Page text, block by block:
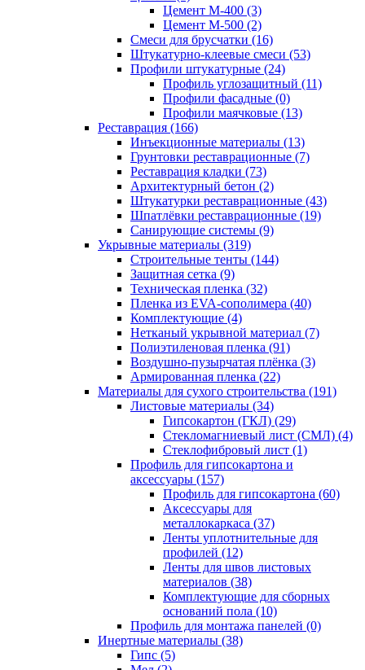
Цемент М-400 (3)
Цемент М-500 (2)
Смеси для брусчатки (16)
Штукатурно-клеевые смеси (53)
Профили штукатурные (24)
Профиль углозащитный (11)
Профили фасадные (0)
Профили маячковые (13)
Реставрация (166)
Инъекционные материалы (13)
Грунтовки реставрационные (7)
Реставрация кладки (73)
Архитектурный бетон (2)
Штукатурки реставрационные (43)
Шпатлёвки реставрационные (19)
Санирующие системы (9)
Укрывные материалы (319)
Строительные тенты (144)
Защитная сетка (9)
Техническая пленка (32)
Пленка из EVA-сополимера (40)
Комплектующие (4)
Нетканый укрывной материал (7)
Полиэтиленовая пленка (91)
Воздушно-пузырчатая плёнка (3)
Армированная пленка (22)
Материалы для сухого строительства (191)
Листовые материалы (34)
Гипсокартон (ГКЛ) (29)
Стекломагниевый лист (СМЛ) (4)
Cтеклофибровый лист (1)
Профиль для гипсокартона и
аксессуары (157)
Профиль для гипсокартона (60)
Аксессуары для
металлокаркаса (37)
Ленты уплотнительные для
профилей (12)
Ленты для швов листовых
материалов (38)
Комплектующие для сборных
оснований пола (10)
Профиль для монтажа панелей (0)
Инертные материалы (38)
Гипс (5)